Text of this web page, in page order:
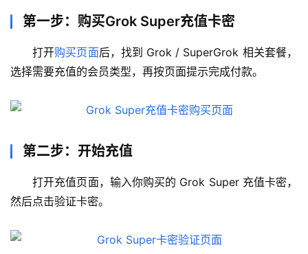
第一步：购买Grok Super充值卡密
打开购买页面后，找到 Grok / SuperGrok 相关套餐，
选择需要充值的会员类型，再按页面提示完成付款。
第二步：开始充值
打开充值页面，输入你购买的 Grok Super 充值卡密，
然后点击验证卡密。